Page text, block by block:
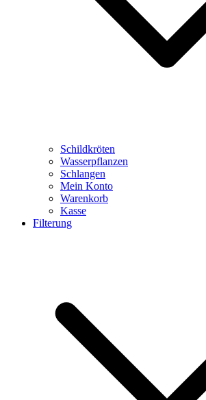
Schildkröten
Wasserpflanzen
Schlangen
Mein Konto
Warenkorb
Kasse
Filterung